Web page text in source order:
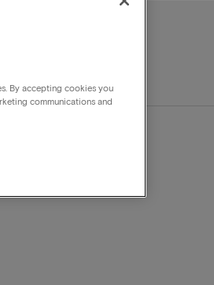
By accepting cookies you
communications and